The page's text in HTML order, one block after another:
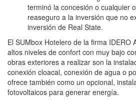
terminó la concesión o cualquier
reaseguro a la inversión que no
inversión de Real State.
El SUMbox Hotelero de la firma IDERO
altos niveles de confort con muy bajo
obras exteriores a realizar son la
conexión cloacal, conexión de agua o
ofrece también como un opcional,
fotovoltaicos para generar energía.